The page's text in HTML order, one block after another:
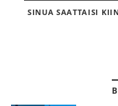
SINUA SAATTAISI